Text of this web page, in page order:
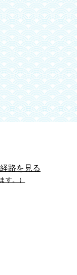
路を見る
す。）